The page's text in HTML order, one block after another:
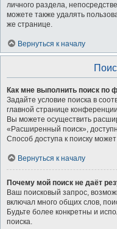
личного раздела,
можете также удалять
же странице.
Вернуться к началу
Как мне выполнить поиск
Задайте условие поиска в
главной странице
Вы можете осуществить
«Расширенный поиск»,
Способ доступа к поиску
Вернуться к началу
Почему мой поиск не даёт
Ваш поисковый запрос,
включал много общих слов,
Будьте более конкретны и
поиска.